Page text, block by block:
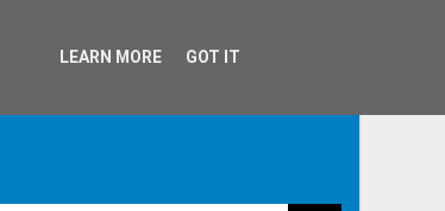
LEARN MORE GOT IT